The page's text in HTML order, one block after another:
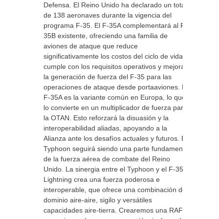
Defensa. El Reino Unido ha declarado un total
de 138 aeronaves durante la vigencia del
programa F-35. El F-35A complementará al F-
35B existente, ofreciendo una familia de
aviones de ataque que reduce
significativamente los costos del ciclo de vida,
cumple con los requisitos operativos y mejora
la generación de fuerza del F-35 para las
operaciones de ataque desde portaaviones. El
F-35A es la variante común en Europa, lo que
lo convierte en un multiplicador de fuerza para
la OTAN. Esto reforzará la disuasión y la
interoperabilidad aliadas, apoyando a la
Alianza ante los desafíos actuales y futuros. El
Typhoon seguirá siendo una parte fundamental
de la fuerza aérea de combate del Reino
Unido. La sinergia entre el Typhoon y el F-35
Lightning crea una fuerza poderosa e
interoperable, que ofrece una combinación de
dominio aire-aire, sigilo y versátiles
capacidades aire-tierra. Crearemos una RAF